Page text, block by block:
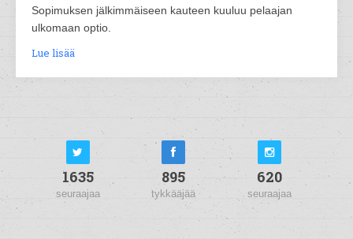
Sopimuksen jälkimmäiseen kauteen kuuluu pelaajan
ulkomaan optio.
Lue lisää
1635
seuraajaa
895
tykkääjää
620
seuraajaa